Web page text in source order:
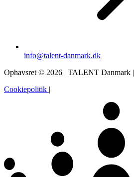
info@talent-danmark.dk
Ophavsret © 2026 | TALENT Danmark |
Cookiepolitik |